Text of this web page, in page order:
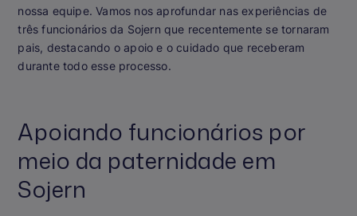
nossa equipe. Vamos nos aprofundar nas experiências de
três funcionários da Sojern que recentemente se tornaram
pais, destacando o apoio e o cuidado que receberam
durante todo esse processo.
Apoiando funcionários por
meio da paternidade em
Sojern